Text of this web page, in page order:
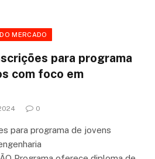
MERCADO
para programa
com foco em
0
para programa de jovens